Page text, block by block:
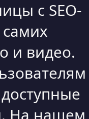
с SEO-
и видео.
На нашем